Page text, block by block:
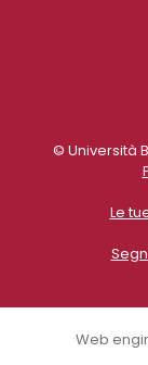
© Università
Le
Web